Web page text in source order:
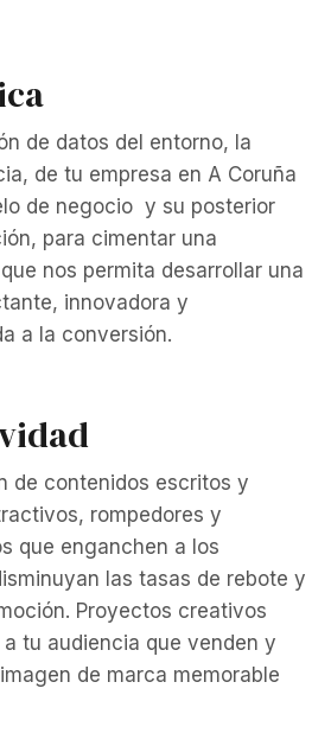
de datos del entorno, la
de tu empresa en A Coruña
de negocio y su posterior
para cimentar una
nos permita desarrollar una
innovadora y
a la conversión.
de contenidos escritos y
rompedores y
que enganchen a los
las tasas de rebote y
Proyectos creativos
tu audiencia que venden y
de marca memorable